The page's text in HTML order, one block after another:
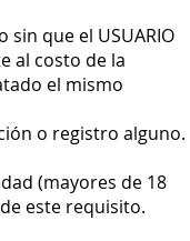
sin que el USUARIO
al costo de la
el mismo
o registro alguno.
(mayores de 18
este requisito.